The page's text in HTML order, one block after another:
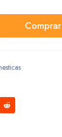
Comprar